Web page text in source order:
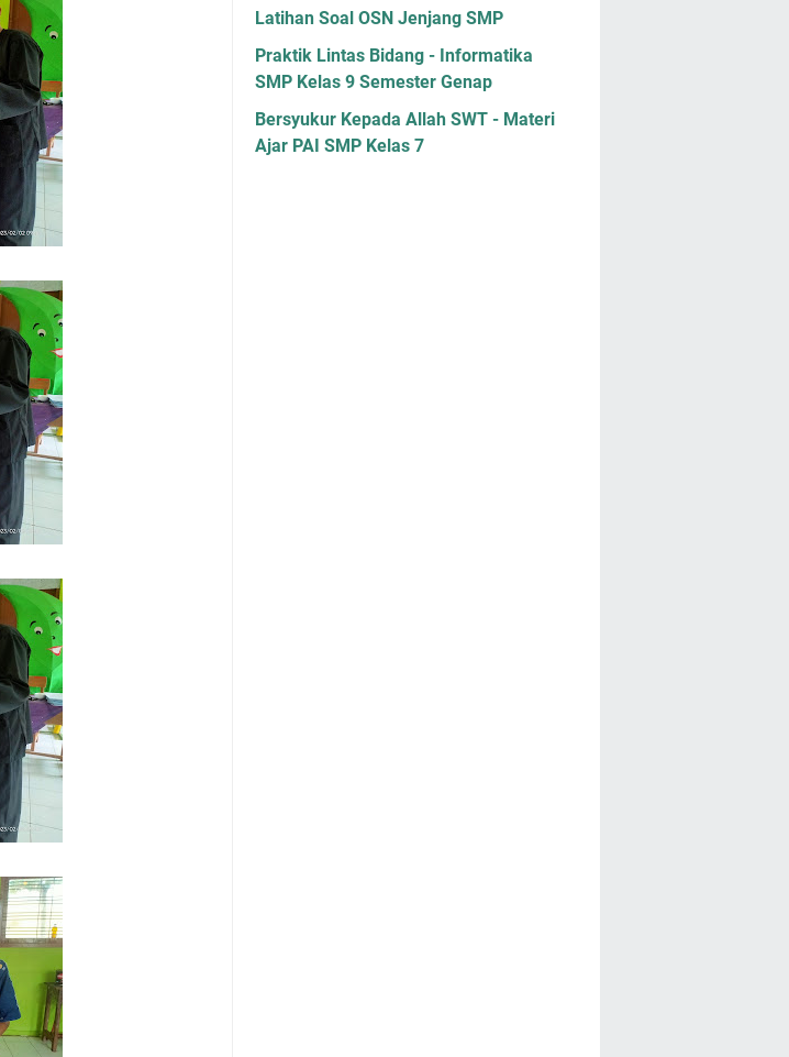
Latihan Soal OSN Jenjang SMP
Praktik Lintas Bidang - Informatika
SMP Kelas 9 Semester Genap
Bersyukur Kepada Allah SWT - Materi
Ajar PAI SMP Kelas 7